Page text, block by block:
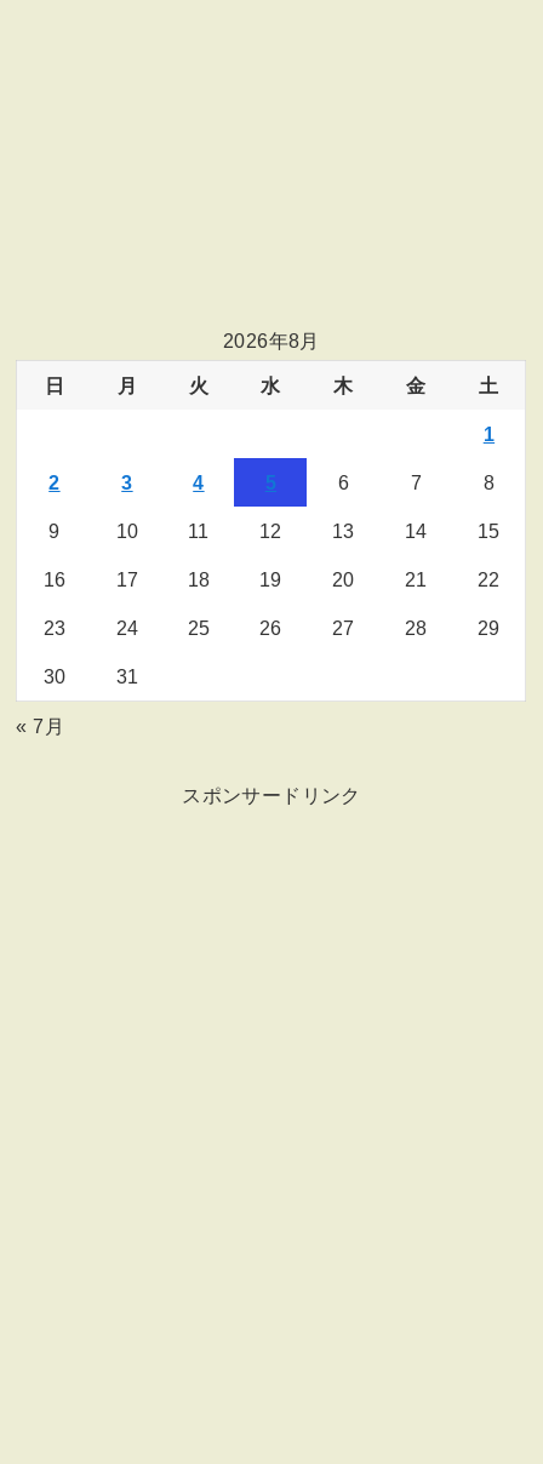
2026年8月
日 月 火 水 木 金 土
1
2 3 4 5 6 7 8
9 10 11 12 13 14 15
16 17 18 19 20 21 22
23 24 25 26 27 28 29
30 31
« 7月
スポンサードリンク